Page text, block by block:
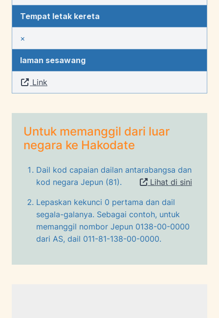
Tempat letak kereta
×
laman sesawang
Link
Untuk memanggil dari luar
negara ke Hakodate
Dail kod capaian dailan antarabangsa dan
kod negara Jepun (81).
Lihat di sini
Lepaskan kekunci 0 pertama dan dail
segala-galanya. Sebagai contoh, untuk
memanggil nombor Jepun 0138-00-0000
dari AS, dail 011-81-138-00-0000.